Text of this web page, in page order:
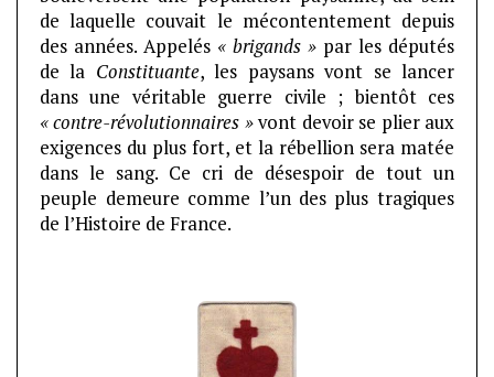
de laquelle couvait le mécontentement depuis
des années. Appelés « brigands »par les députés
de la Constituante, les paysans vont se lancer
dans une véritable guerre civile ; bientôt ces
« contre-révolutionnaires »vont devoir se plier aux
exigences du plus fort, et la rébellion sera matée
dans le sang. Ce cri de désespoir de tout un
peuple demeure comme l’un des plus tragiques
de l’Histoire de France.